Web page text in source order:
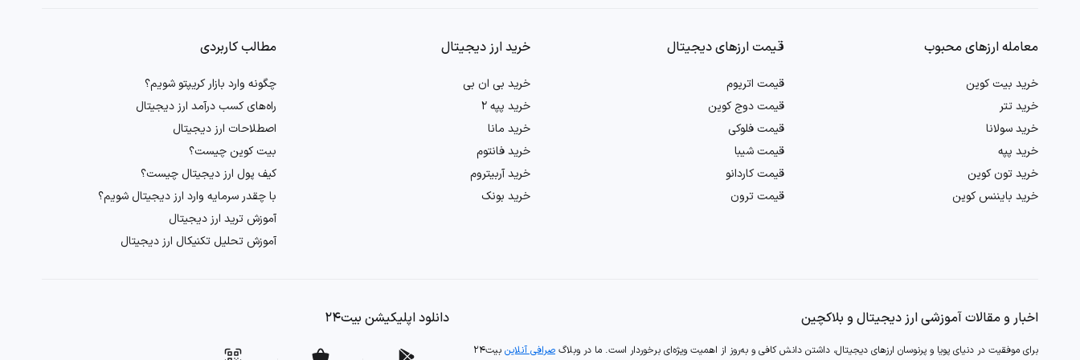
معامله ارزهای محبوب
خرید بیت کوین
خرید تتر
خرید سولانا
خرید پپه
خرید تون کوین
خرید بایننس کوین
قیمت ارزهای دیجیتال
قیمت اتریوم
قیمت دوج کوین
قیمت فلوکی
قیمت شیبا
قیمت کاردانو
قیمت ترون
خرید ارز دیجیتال
خرید بی ان بی
خرید پپه 2
خرید مانا
خرید فانتوم
خرید آربیتروم
خرید بونک
مطالب کاربردی
چگونه وارد بازار کریپتو شویم؟
راه‌های کسب درآمد ارز دیجیتال
اصطلاحات ارز دیجیتال
بیت کوین چیست؟
کیف پول ارز دیجیتال چیست؟
با چقدر سرمایه وارد ارز دیجیتال شویم؟
آموزش ترید ارز دیجیتال
آموزش تحلیل تکنیکال ارز دیجیتال
اخبار و مقالات آموزشی ارز دیجیتال و بلاکچین
برای موفقیت در دنیای پویا و پرنوسان ارزهای‌ دیجیتال،‌ داشتن دانش کافی و به‌روز از اهمیت ویژه‌ای برخوردار است. ما در وبلاگ صرافی آنلاین بیت۲۴
دانلود اپلیکیشن بیت۲۴